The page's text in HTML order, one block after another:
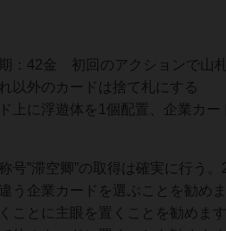
：42金 初回のアクションで山
以外のカードは捨て札にする
上に浮遊体を1個配置、企業カ
号”滞空卿”の取得は確実に行う
う企業カードを選ぶことを勧めま
ことに主眼を置くことを勧めま